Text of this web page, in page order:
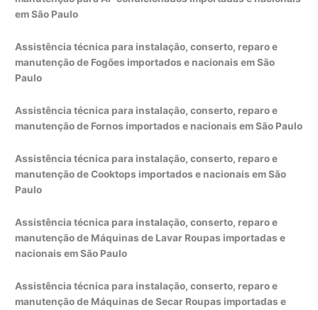
em São Paulo
Assistência técnica para instalação, conserto, reparo e
manutenção de Fogões importados e nacionais em São
Paulo
Assistência técnica para instalação, conserto, reparo e
manutenção de Fornos importados e nacionais em São Paulo
Assistência técnica para instalação, conserto, reparo e
manutenção de Cooktops importados e nacionais em São
Paulo
Assistência técnica para instalação, conserto, reparo e
manutenção de Máquinas de Lavar Roupas importadas e
nacionais em São Paulo
Assistência técnica para instalação, conserto, reparo e
manutenção de Máquinas de Secar Roupas importadas e